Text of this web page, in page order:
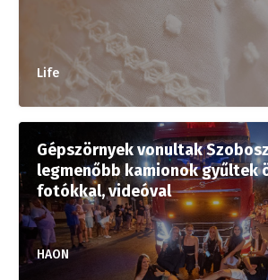
Life
Gépszörnyek vonultak
legmenőbb kamionok gyűltek
fotókkal, videóval
HAON